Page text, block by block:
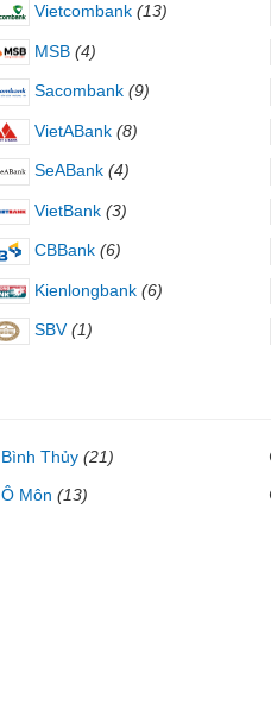
Vietcombank (13)
MSB (4)
Sacombank (9)
VietABank (8)
SeABank (4)
VietBank (3)
CBBank (6)
Kienlongbank (6)
SBV (1)
Bình Thủy (21)
Ô Môn (13)